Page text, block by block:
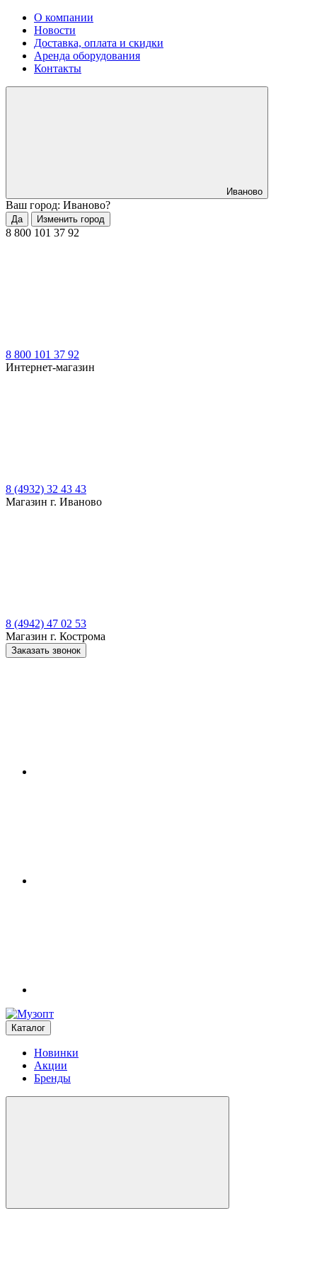
О компании
Новости
Доставка, оплата и скидки
Аренда оборудования
Контакты
Иваново
Ваш город: Иваново?
Да Изменить город
8 800 101 37 92
8 800 101 37 92
Интернет-магазин
8 (4932) 32 43 43
Магазин г. Иваново
8 (4942) 47 02 53
Магазин г. Кострома
Заказать звонок
Каталог
Новинки
Акции
Бренды